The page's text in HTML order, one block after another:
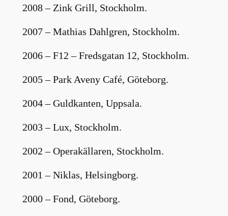
2008 – Zink Grill, Stockholm.
2007 – Mathias Dahlgren, Stockholm.
2006 – F12 – Fredsgatan 12, Stockholm.
2005 – Park Aveny Café, Göteborg.
2004 – Guldkanten, Uppsala.
2003 – Lux, Stockholm.
2002 – Operakällaren, Stockholm.
2001 – Niklas, Helsingborg.
2000 – Fond, Göteborg.